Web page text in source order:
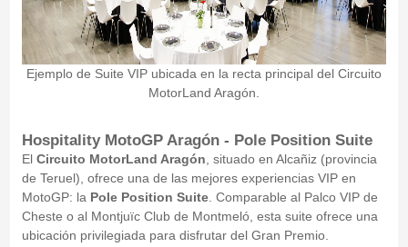
Ejemplo de Suite VIP ubicada en la recta principal del Circuito
MotorLand Aragón.
Hospitality MotoGP Aragón - Pole Position Suite
El Circuito MotorLand Aragón , situado en Alcañiz (provincia
de Teruel), ofrece una de las mejores experiencias VIP en
MotoGP: la Pole Position Suite. Comparable al Palco VIP de
Cheste o al Montjuïc Club de Montmeló, esta suite ofrece una
ubicación privilegiada para disfrutar del Gran Premio.